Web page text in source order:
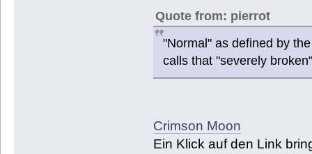
Quote from: pierrot
"Normal" as defined by
calls that "severely
Crimson Moon
Ein Klick auf den Link